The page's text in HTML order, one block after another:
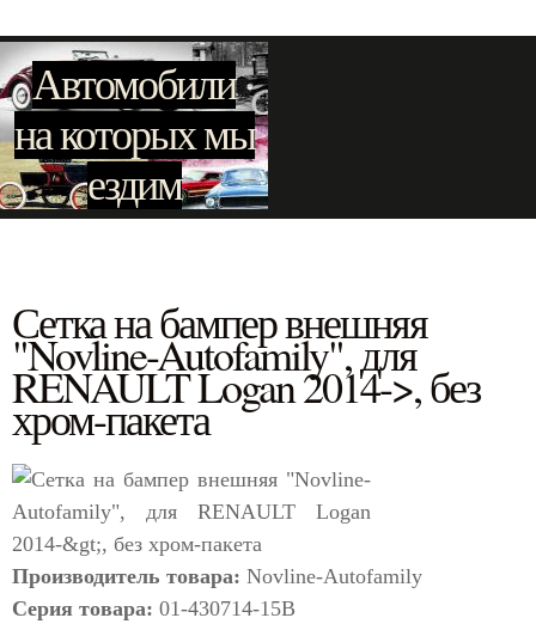
Автомобили
на которых мы
ездим
Сетка на бампер внешняя
"Novline-Autofamily", для
RENAULT Logan 2014->, без
хром-пакета
Производитель товара: Novline-Autofamily
Серия товара: 01-430714-15B